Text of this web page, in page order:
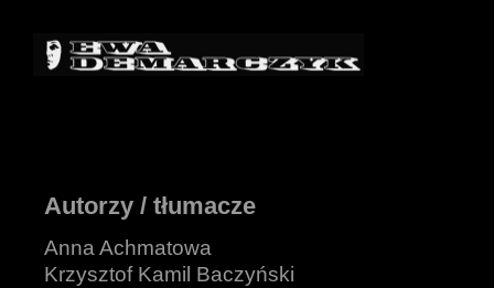
Autorzy / tłumacze
Anna Achmatowa
Krzysztof Kamil Baczyński